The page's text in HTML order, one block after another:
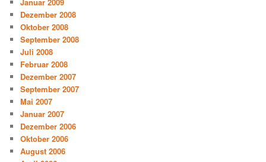
Dezember 2008
Oktober 2008
September 2008
Juli 2008
Februar 2008
Dezember 2007
September 2007
Mai 2007
Januar 2007
Dezember 2006
Oktober 2006
August 2006